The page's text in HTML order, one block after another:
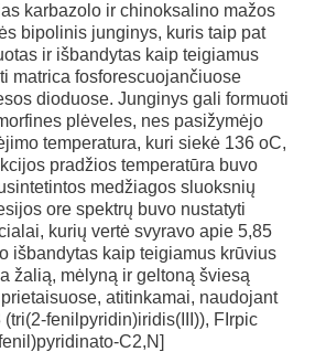
karbazolo ir chinoksalino mažos
bipolinis junginys, kuris taip pat
ir išbandytas kaip teigiamus
matrica fosforescuojančiuose
dioduose. Junginys gali formuoti
plėveles, nes pasižymėjo
temperatura, kuri siekė 136 oC,
pradžios temperatūra buvo
medžiagos sluoksnių
ore spektrų buvo nustatyti
kurių vertė svyravo apie 5,85
išbandytas kaip teigiamus krūvius
žalią, mėlyną ir geltoną šviesą
atitinkamai, naudojant
fenilpyridin)iridis(III)), FIrpic
C2,N]